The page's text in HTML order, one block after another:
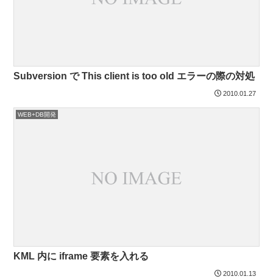
Subversion で This client is too old エラーの際の対処
2010.01.27
WEB+DB開発
KML 内に iframe 要素を入れる
2010.01.13